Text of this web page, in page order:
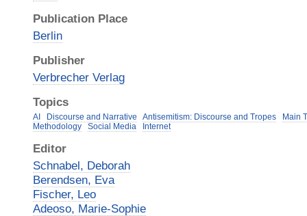
Publication Place
Berlin
Publisher
Verbrecher Verlag
Topics
AI Discourse and Narrative Antisemitism: Discourse and Tropes
Main
Methodology
Social Media Internet
Editor
Schnabel, Deborah
Berendsen, Eva
Fischer, Leo
Adeoso, Marie-Sophie